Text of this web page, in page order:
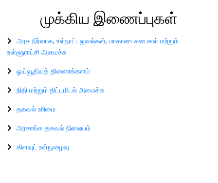
முக்கிய இணைப்புகள்
அரச நிர்வாக, உள்நாட்டலுவல்கள், மாகாண சபைகள் மற்றும்
உள்ளூராட்சி அமைச்சு
ஓய்வூதியத் திணைக்களம்
நிதி மற்றும் திட்டமிடல் அமைச்சு
தகவல் உரிமை
அரசாங்க தகவல் நிலையம்
கிளவுட் உள்நுழைவு